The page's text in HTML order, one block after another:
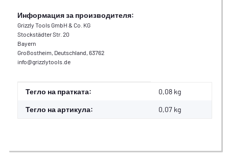
Информация за производителя:
Grizzly Tools GmbH & Co. KG
Stockstädter Str. 20
Bayern
Großostheim, Deutschland, 63762
info@grizzlytools.de
#productDetails.itemInformation#
#productDetails.itemValue#
Тегло на пратката: 0,08 kg
Тегло на артикула: 0,07 kg